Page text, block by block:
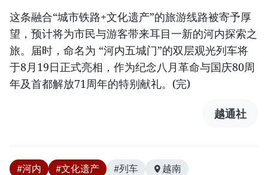
这条融合“城市铁路+文化遗产”的旅游线路被寄予厚
望，预计将为市民与游客带来耳目一新的河内探索之
旅。届时，命名为 “河内五城门”的双层观光列车将
于8月19日正式亮相，作为纪念八月革命与国庆80周
年及首都解放71周年的特别献礼。(完)
越通社
#河内 #文化遗产 #列车 越南